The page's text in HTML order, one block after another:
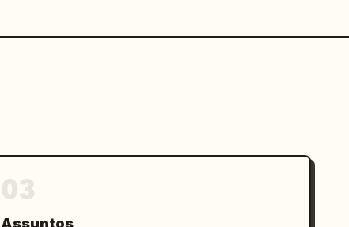
Assuntos